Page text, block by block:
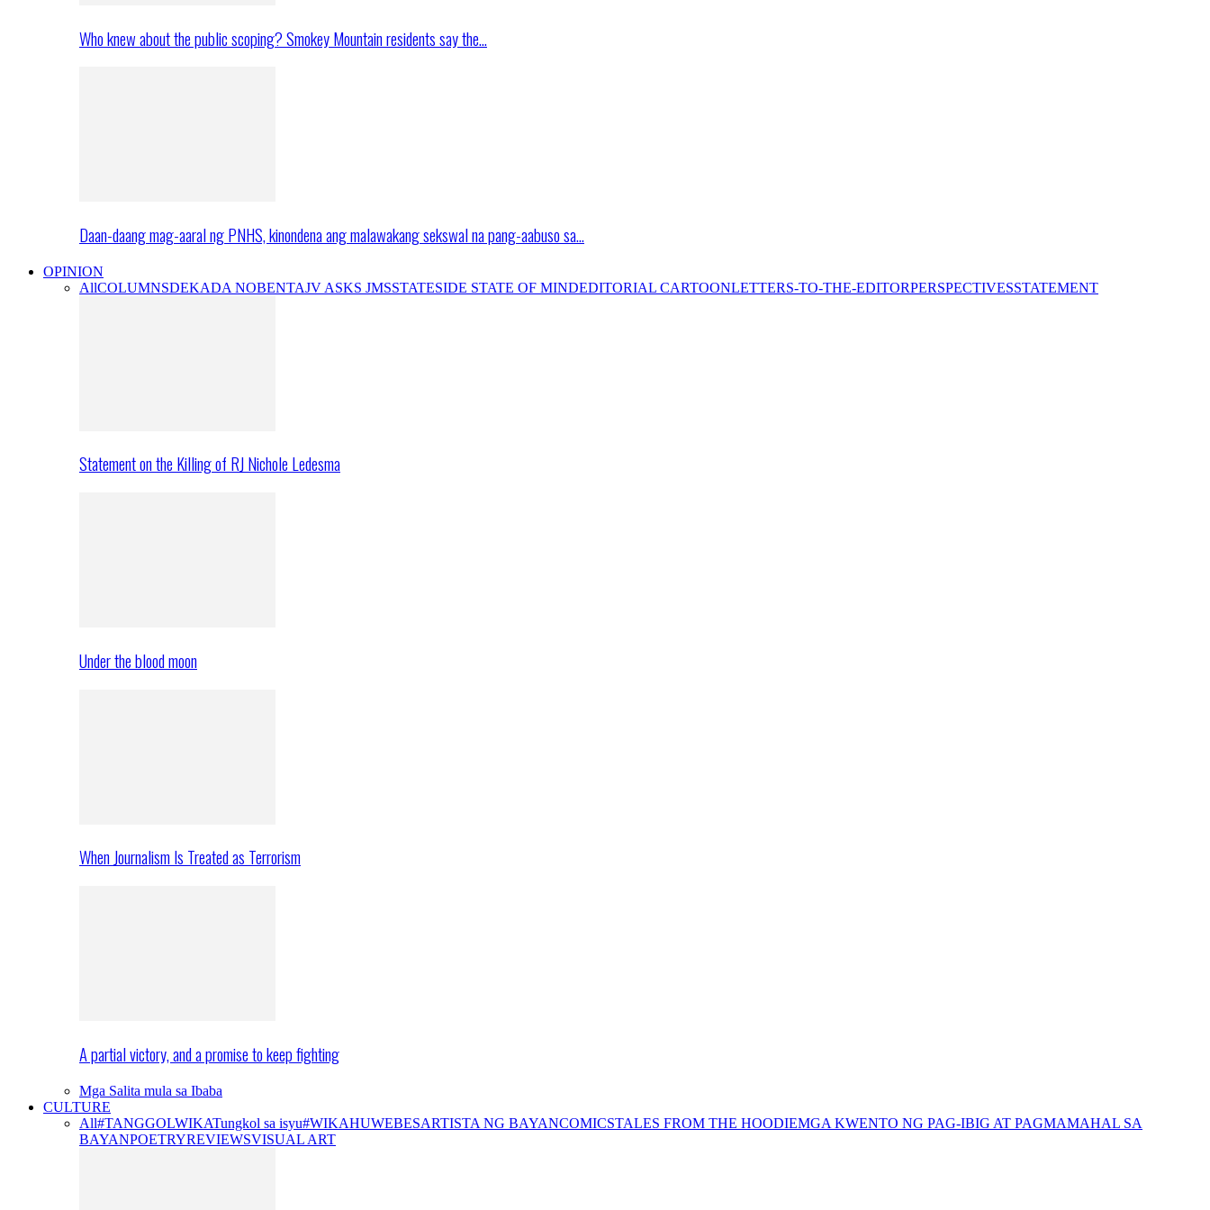
Who knew about the public scoping? Smokey Mountain residents say the…
Daan-daang mag-aaral ng PNHS, kinondena ang malawakang sekswal na pang-aabuso sa…
OPINION
AllCOLUMNSDEKADA NOBENTAJV ASKS JMSSTATESIDE STATE OF MINDEDITORIAL CARTOONLETTERS-TO-THE-EDITORPERSPECTIVESSTATEMENT
Statement on the Killing of RJ Nichole Ledesma
Under the blood moon
When Journalism Is Treated as Terrorism
A partial victory, and a promise to keep fighting
Mga Salita mula sa Ibaba
CULTURE
All#TANGGOLWIKATungkol sa isyu#WIKAHUWEBESARTISTA NG BAYANCOMICSTALES FROM THE HOODIEMGA KWENTO NG PAG-IBIG AT PAGMAMAHAL SA
BAYANPOETRYREVIEWSVISUAL ART